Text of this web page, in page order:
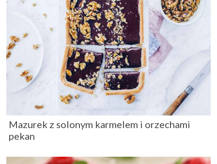
Mazurek z solonym karmelem i orzechami
pekan